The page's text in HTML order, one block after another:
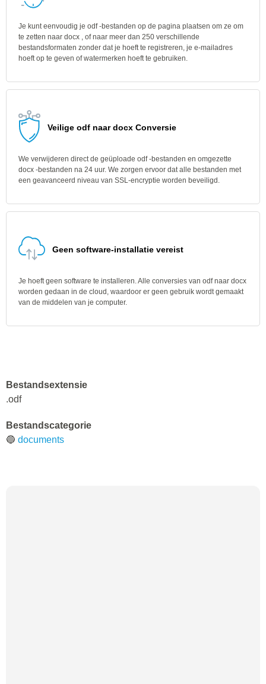
Je kunt eenvoudig je odf -bestanden op de pagina plaatsen om ze om
te zetten naar docx , of naar meer dan 250 verschillende
bestandsformaten zonder dat je hoeft te registreren, je e-mailadres
hoeft op te geven of watermerken hoeft te gebruiken.
Veilige odf naar docx Conversie
We verwijderen direct de geüploade odf -bestanden en omgezette
docx -bestanden na 24 uur. We zorgen ervoor dat alle bestanden met
een geavanceerd niveau van SSL-encryptie worden beveiligd.
Geen software-installatie vereist
Je hoeft geen software te installeren. Alle conversies van odf naar docx
worden gedaan in de cloud, waardoor er geen gebruik wordt gemaakt
van de middelen van je computer.
Bestandsextensie
.odf
Bestandscategorie
🔵 documents